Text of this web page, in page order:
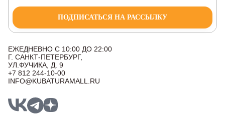
ПОДПИСАТЬСЯ НА РАССЫЛКУ
ЕЖЕДНЕВНО С 10:00 ДО 22:00
Г. САНКТ-ПЕТЕРБУРГ,
УЛ.ФУЧИКА, Д. 9
+7 812 244-10-00
INFO@KUBATURAMALL.RU